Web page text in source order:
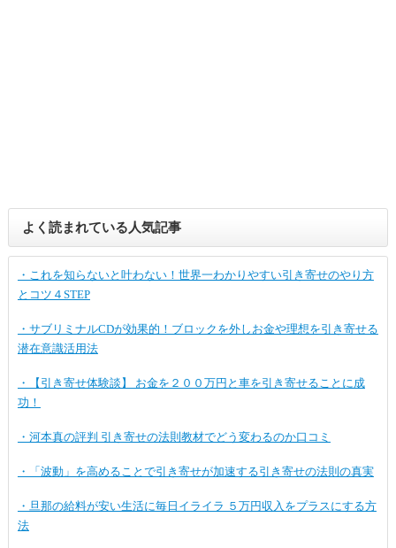
よく読まれている人気記事
・これを知らないと叶わない！世界一わかりやすい引き寄せのやり方
とコツ４STEP
・サブリミナルCDが効果的！ブロックを外しお金や理想を引き寄せる
潜在意識活用法
・【引き寄せ体験談】 お金を２００万円と車を引き寄せることに成
功！
・河本真の評判 引き寄せの法則教材でどう変わるのか口コミ
・「波動」を高めることで引き寄せが加速する引き寄せの法則の真実
・旦那の給料が安い生活に毎日イライラ ５万円収入をプラスにする方
法